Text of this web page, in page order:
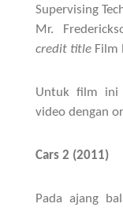
Supervising
Mr.
credit titleFilm
Untuk film ini
video dengan
Cars 2 (2011)
Pada ajang